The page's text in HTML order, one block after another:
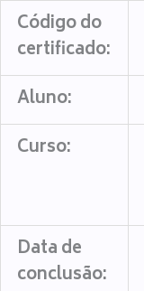
Código do
certificado:
Aluno:
Curso:
Data de
conclusão: